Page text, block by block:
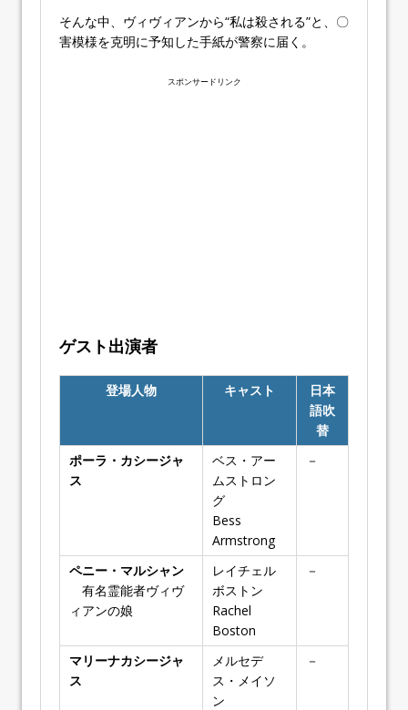
そんな中、ヴィヴィアンから“私は殺される”と、〇
害模様を克明に予知した手紙が警察に届く。
スポンサードリンク
ゲスト出演者
登場人物 キャスト
日本
語吹
替
ポーラ・カシージャ
ス
ベス・アー
ムストロン
グ
Bess
Armstrong
－
ペニー・マルシャン
有名霊能者ヴィヴ
ィアンの娘
レイチェル
ボストン
Rachel
Boston
－
マリーナカシージャ
ス
メルセデ
ス・メイソ
ン
－